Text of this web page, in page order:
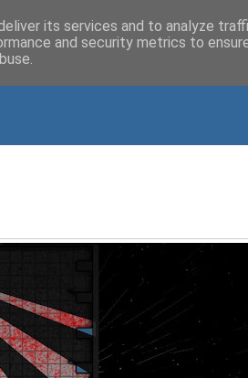
its services and to analyze
and security metrics to